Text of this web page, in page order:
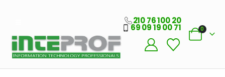
210 76 100 20
69 09 19 00 71 0